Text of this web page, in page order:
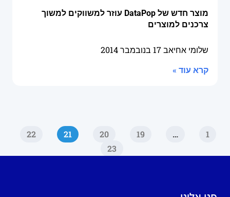
מוצר חדש של DataPop עוזר למשווקים למשוך
צרכנים למוצרים
שלומי אחיאב17 בנובמבר 2014
קרא עוד »
1
…
19
20
21
22
23